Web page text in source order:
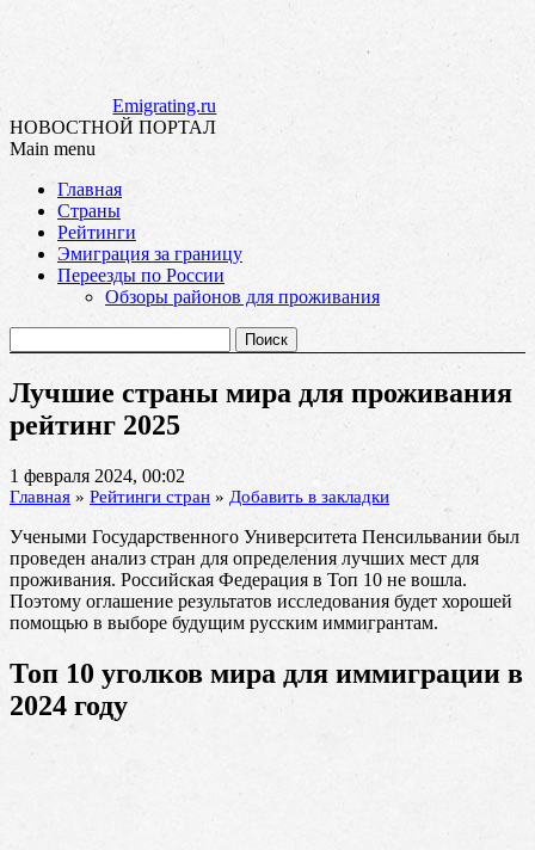
Emigrating.ru
НОВОСТНОЙ ПОРТАЛ
Main menu
content
Главная
Страны
Рейтинги
Эмиграция за границу
Переезды по России
Обзоры районов для проживания
Лучшие страны мира для проживания
рейтинг 2025
1 февраля 2024, 00:02
Главная » Рейтинги стран » Добавить в закладки
Учеными Государственного Университета Пенсильвании был
проведен анализ стран для определения лучших мест для
проживания. Российская Федерация в Топ 10 не вошла.
Поэтому оглашение результатов исследования будет хорошей
помощью в выборе будущим русским иммигрантам.
Топ 10 уголков мира для иммиграции в
2024 году